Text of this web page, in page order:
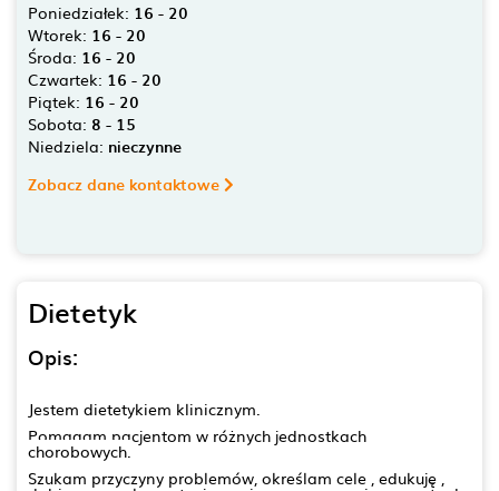
Poniedziałek: 16 - 20
Wtorek: 16 - 20
Środa: 16 - 20
Czwartek: 16 - 20
Piątek: 16 - 20
Sobota: 8 - 15
Niedziela: nieczynne
Zobacz dane kontaktowe
Dietetyk
Opis:
Jestem dietetykiem klinicznym.
Pomagam pacjentom w różnych jednostkach
chorobowych.
Szukam przyczyny problemów, określam cele , edukuję ,